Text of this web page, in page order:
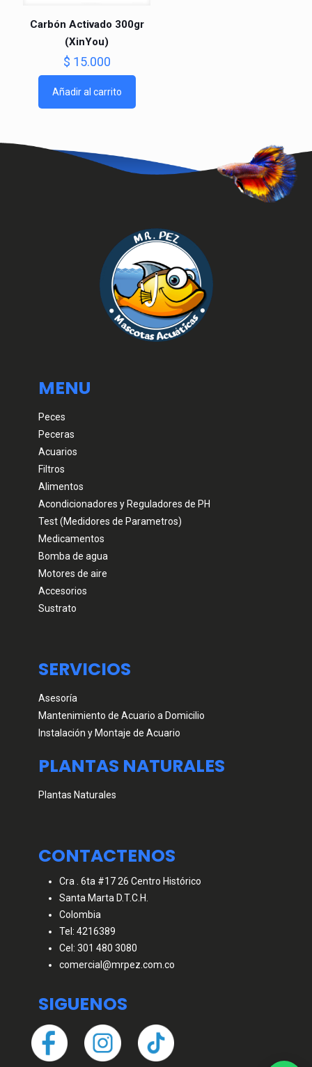
Carbón Activado 300gr
(XinYou)
$ 15.000
Añadir al carrito
MENU
Peces
Peceras
Acuarios
Filtros
Alimentos
Acondicionadores y Reguladores de PH
Test (Medidores de Parametros)
Medicamentos
Bomba de agua
Motores de aire
Accesorios
Sustrato
SERVICIOS
Asesoría
Mantenimiento de Acuario a Domicilio
Instalación y Montaje de Acuario
PLANTAS NATURALES
Plantas Naturales
CONTACTENOS
Cra . 6ta #17 26 Centro Histórico
Santa Marta D.T.C.H.
Colombia
Tel: 4216389
Cel: 301 480 3080
comercial@mrpez.com.co
SIGUENOS